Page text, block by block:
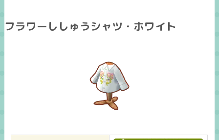
フラワーししゅうシャツ・ホワイト